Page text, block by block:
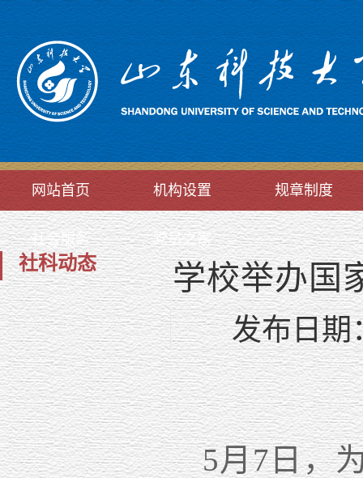
网站首页 机构设置 规章制度
社会服务 党员之家
社科动态 学校举办国
发布日
5月7日，